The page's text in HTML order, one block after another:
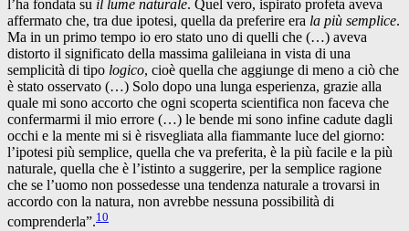
l’ha fondata su il lume naturale. Quel vero, ispirato profeta aveva
affermato che, tra due ipotesi, quella da preferire era la più semplice.
Ma in un primo tempo io ero stato uno di quelli che (…) aveva
distorto il significato della massima galileiana in vista di una
semplicità di tipo logico, cioè quella che aggiunge di meno a ciò che
è stato osservato (…) Solo dopo una lunga esperienza, grazie alla
quale mi sono accorto che ogni scoperta scientifica non faceva che
confermarmi il mio errore (…) le bende mi sono infine cadute dagli
occhi e la mente mi si è risvegliata alla fiammante luce del giorno:
l’ipotesi più semplice, quella che va preferita, è la più facile e la più
naturale, quella che è l’istinto a suggerire, per la semplice ragione
che se l’uomo non possedesse una tendenza naturale a trovarsi in
accordo con la natura, non avrebbe nessuna possibilità di
comprenderla”.10